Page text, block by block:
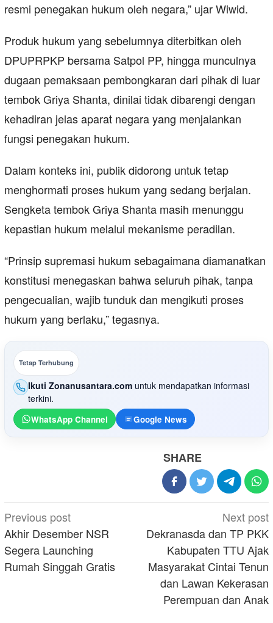
resmi penegakan hukum oleh negara,” ujar Wiwid.
Produk hukum yang sebelumnya diterbitkan oleh
DPUPRPKP bersama Satpol PP, hingga munculnya
dugaan pemaksaan pembongkaran dari pihak di luar
tembok Griya Shanta, dinilai tidak dibarengi dengan
kehadiran jelas aparat negara yang menjalankan
fungsi penegakan hukum.
Dalam konteks ini, publik didorong untuk tetap
menghormati proses hukum yang sedang berjalan.
Sengketa tembok Griya Shanta masih menunggu
kepastian hukum melalui mekanisme peradilan.
“Prinsip supremasi hukum sebagaimana diamanatkan
konstitusi menegaskan bahwa seluruh pihak, tanpa
pengecualian, wajib tunduk dan mengikuti proses
hukum yang berlaku,” tegasnya.
Tetap Terhubung
Ikuti Zonanusantara.com untuk mendapatkan informasi
terkini.
WhatsApp Channel Google News
SHARE
Post
navigation
Previous post
Akhir Desember NSR
Segera Launching
Rumah Singgah Gratis
Next post
Dekranasda dan TP PKK
Kabupaten TTU Ajak
Masyarakat Cintai Tenun
dan Lawan Kekerasan
Perempuan dan Anak